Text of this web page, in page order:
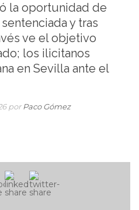
la oportunidad de
y tras
ve el objetivo
los ilicitanos
en Sevilla ante el
por Paco Gómez